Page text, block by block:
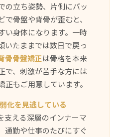
の立ち姿勢、片側にバッ
骨盤や背骨が歪むと、
い身体になります。一時
いたままでは数日で戻っ
骨骨盤矯正は骨格を本来
で、刺激が苦手な方には
もご用意しています。
化を見逃している
支える深層のインナーマ
通勤や仕事のたびにすぐ